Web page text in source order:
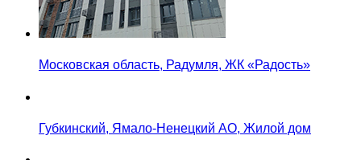
Московская область, Радумля, ЖК «Радость»
Губкинский, Ямало-Ненецкий АО, Жилой дом